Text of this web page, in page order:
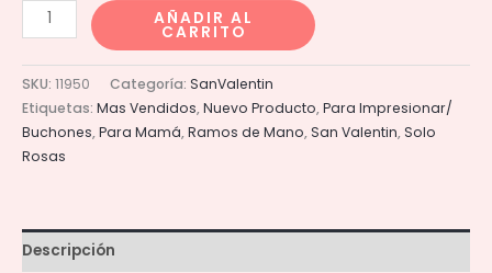
Ramo
de
150
Rosas
Rojas
y
Coronita
cantidad
AÑADIR AL
CARRITO
SKU: 11950 Categoría: SanValentin
Etiquetas: Mas Vendidos,Nuevo Producto,Para Impresionar/
Buchones,Para Mamá,Ramos de Mano,San Valentin,Solo
Rosas
Descripción